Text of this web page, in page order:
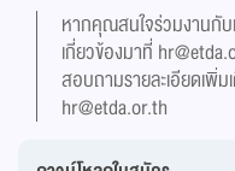
หากคุณสนใจร่วมงานกับ
เกี่ยวข้องมาที่
สอบถามรายละเอียดเพิ่
hr@etda.or.th